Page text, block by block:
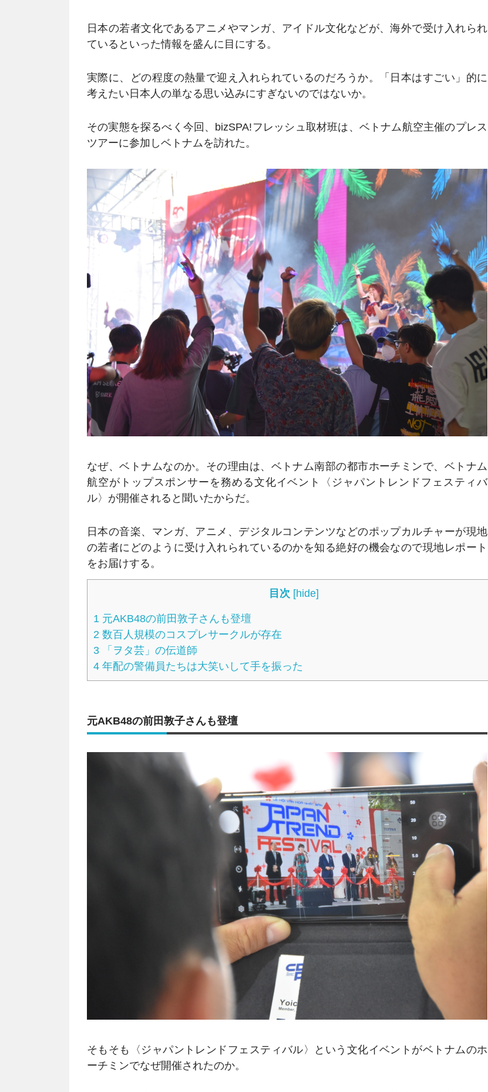
日本の若者文化であるアニメやマンガ、アイドル文化などが、海外で受け入れられ
ているといった情報を盛んに目にする。
実際に、どの程度の熱量で迎え入れられているのだろうか。「日本はすごい」的に
考えたい日本人の単なる思い込みにすぎないのではないか。
その実態を探るべく今回、bizSPA!フレッシュ取材班は、ベトナム航空主催のプレス
ツアーに参加しベトナムを訪れた。
なぜ、ベトナムなのか。その理由は、ベトナム南部の都市ホーチミンで、ベトナム
航空がトップスポンサーを務める文化イベント〈ジャパントレンドフェスティバ
ル〉が開催されると聞いたからだ。
日本の音楽、マンガ、アニメ、デジタルコンテンツなどのポップカルチャーが現地
の若者にどのように受け入れられているのかを知る絶好の機会なので現地レポート
をお届けする。
目次 [hide]
1 元AKB48の前田敦子さんも登壇
2 数百人規模のコスプレサークルが存在
3 「ヲタ芸」の伝道師
4 年配の警備員たちは大笑いして手を振った
元AKB48の前田敦子さんも登壇
そもそも〈ジャパントレンドフェスティバル〉という文化イベントがベトナムのホ
ーチミンでなぜ開催されたのか。